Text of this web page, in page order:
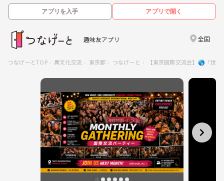
アプリを入手 アプリで開く
趣味友アプリ 全国
つなげーとTOP 異文化交流 東京都 つなげーと 【東京国際交流会】🌎「世